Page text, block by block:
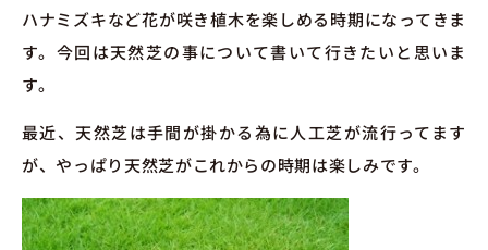
ハナミズキなど花が咲き植木を楽しめる時期になってきま
す。今回は天然芝の事について書いて行きたいと思いま
す。
最近、天然芝は手間が掛かる為に人工芝が流行ってます
が、やっぱり天然芝がこれからの時期は楽しみです。